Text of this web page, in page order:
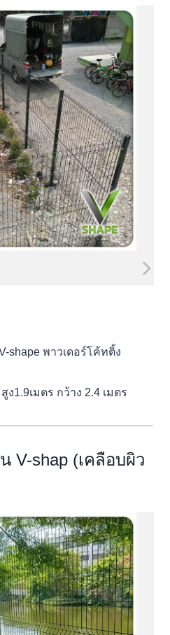
shape พาวเดอร์โค้ทติ้ง
ง1.9เมตร กว้าง 2.4 เมตร
V-shap (เคลือบผิว